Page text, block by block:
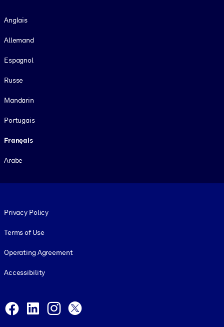
Anglais
Allemand
Espagnol
Russe
Mandarin
Portugais
Français
Arabe
Privacy Policy
Terms of Use
Operating Agreement
Accessibility
Facebook
LinkedInInstagram